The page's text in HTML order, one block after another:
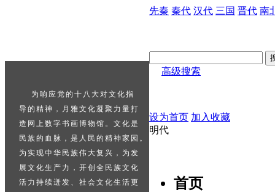
    为响应党的十八大对文化指
导的精神，月雅文化凝聚力量打
造网上数字书画博物馆。文化是
民族的血脉，是人民的精神家园。
为实现中华民族伟大复兴，为发
展文化生产力，开创全民族文化
活力持续迸发、社会文化生活更
先秦 秦代 汉代 三国 晋代 南
高级搜索
设为首页 加入收藏
明代
首页